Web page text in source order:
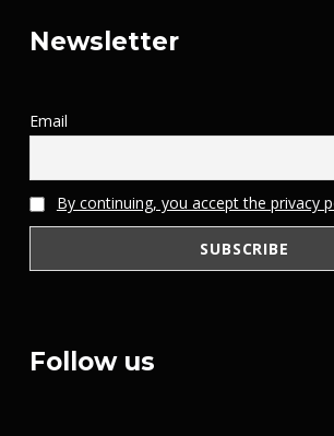
Newsletter
Email
By continuing, you accept the privacy
Follow us